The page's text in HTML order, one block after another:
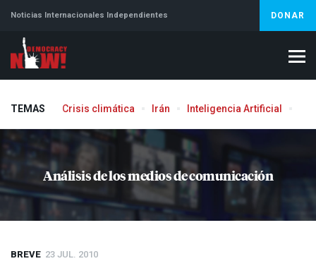
Noticias Internacionales Independientes DONAR
TEMAS Crisis climática Irán Inteligencia Artificial
Análisis de los medios de comunicación
BREVE 23 JUL. 2010